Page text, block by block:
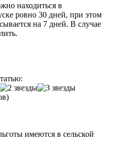
находиться в
ровно 30 дней, при этом
на 7 дней. В случае